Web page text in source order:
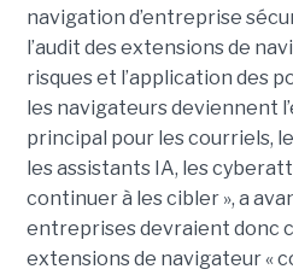
navigation d’entreprise
l’audit des extensions de
risques et l’application des
les navigateurs deviennent
principal pour les courriels,
les assistants IA, les
continuer à les cibler », a
entreprises devraient donc
extensions de navigateur «